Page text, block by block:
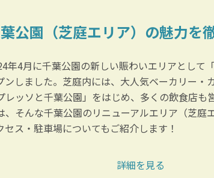
公園（芝庭エリア）の魅力を
年4月に千葉公園の新しい賑わいエリアとして
ンしました。芝庭内には、大人気ベーカリー・
レッソと千葉公園」をはじめ、多くの飲食店も
、そんな千葉公園のリニューアルエリア（芝庭
セス・駐車場についてもご紹介します！
詳細を見る